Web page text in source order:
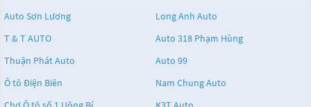
Auto Sơn Lương
Long Anh Auto
T & T AUTO
Auto 318 Phạm Hùng
Thuận Phát Auto
Auto 99
Ô tô Điện Biên
Nam Chung Auto